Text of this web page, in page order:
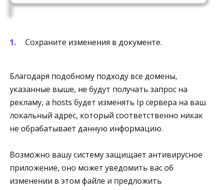
Сохраните изменения в документе.
Благодаря подобному подходу все домены,
указанные выше, не будут получать запрос на
рекламу, а hosts будет изменять Ip сервера на ваш
локальный адрес, который соответственно никак
не обрабатывает данную информацию.
Возможно вашу систему защищает антивирусное
приложение, оно может уведомить вас об
изменении в этом файле и предложить